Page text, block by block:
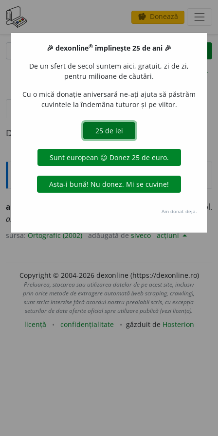
savings Donează
clear
opțiuni
definiții (1) pronunțievolume_up (5)
Definiția cu ID-ul 221708:
Ortografice DOOM
amabilit
(fapte) pl.
amabilități
sursa:Ortografic (2002) adăugată desiveco acțiuni
Copyright © 2004-2026 dexonline (https://dexonline.ro)
Preluarea, stocarea sau utilizarea datelor de pe acest site, inclusiv
prin orice metode de extragere automată (web scraping, crawling),
sunt strict interzise fără acordul nostru prealabil scris, cu excepția
seturilor de date oferite oficial spre utilizare publică (vezi licența).
licență confidențialitate găzduit de Hosterion
🎉 dexonline® împlinește 25 de ani 🎉
De un sfert de secol suntem aici, gratuit, zi de zi,
pentru milioane de căutări.
Cu o mică donație aniversară ne-ați ajuta să păstrăm
cuvintele la îndemâna tuturor și pe viitor.
Am donat deja.